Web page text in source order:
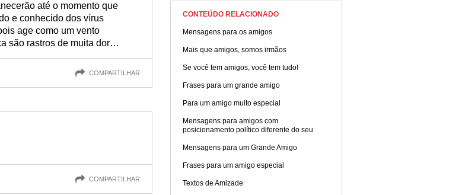
até o momento que
e conhecido dos vírus
age como um vento
são rastros de muita dor…
COMPARTILHAR
COMPARTILHAR
CONTEÚDO RELACIONADO
Mensagens para os amigos
Mais que amigos, somos irmãos
Se você tem amigos, você tem tudo!
Frases para um grande amigo
Para um amigo muito especial
Mensagens para amigos com
posicionamento político diferente do seu
Mensagens para um Grande Amigo
Frases para um amigo especial
Textos de Amizade